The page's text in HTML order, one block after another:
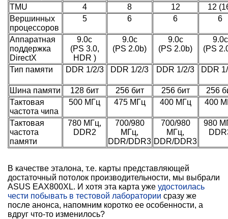
TMU 4 8 12
12
Вершинных
процессоров
5 6 6 6
Аппаратная
поддержка
DirectX
9.0c
(PS 3.0,
HDR )
9.0c
(PS 2.0b)
9.0c
(PS 2.0b)
9.0c
(PS
Тип памяти DDR 1/2/3 DDR 1/2/3 DDR 1/2/3 DDR
Шина памяти 128 бит 256 бит 256 бит
256
Тактовая
частота чипа
500 МГц 475 МГц 400 МГц 400
Тактовая
частота
памяти
780 МГц,
DDR2
700/980
МГц,
DDR/DDR3
700/980
МГц,
DDR/DDR3
980
В качестве эталона, т.е. карты представляющей
достаточный потолок производительности, мы выбрали
ASUS EAX800XL. И хотя эта карта уже удостоилась
чести побывать в тестовой лаборатории сразу же
после анонса, напомним коротко ее особенности, а
вдруг что-то изменилось?